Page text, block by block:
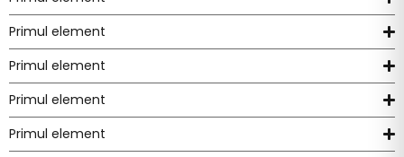
Primul element
Primul element
Primul element
Primul element